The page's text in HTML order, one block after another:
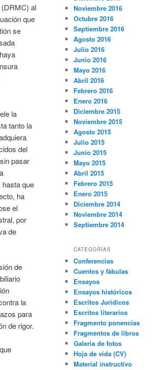
al
que
se
la
tanto la
del
pasar
hasta que
ha
el
por
de
de
la
para
de rigor.
Noviembre 2016
Octubre 2016
Septiembre 2016
Agosto 2016
Julio 2016
Junio 2016
Mayo 2016
Abril 2016
Febrero 2016
Enero 2016
Diciembre 2015
Noviembre 2015
Agosto 2015
Julio 2015
Junio 2015
Mayo 2015
Abril 2015
Febrero 2015
Enero 2015
Diciembre 2014
Noviembre 2014
Septiembre 2014
CATEGORÍAS
Conferencias
Cuentos y fàbulas
Ensayos
Ensayos históricos
Escritos Jurìdicos
Escritos literarios
Fragmento ponencias
Fragmentos de libros
Galerìa de fotos
Hoja de vida (CV)
Material instructivo